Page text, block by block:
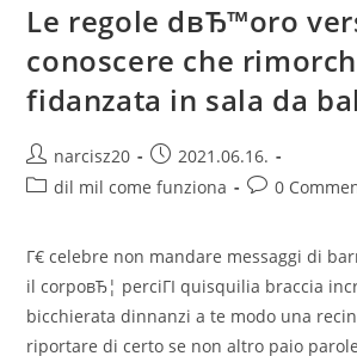
Le regole dвЂ™oro
conoscere che
fidanzata in sala da
Post
author:
narcisz20
Post
published:
2021.06.16.
Postdil mil come funziona
Post0
Г€ celebre non mandare messaggi di
il corpoвЂ¦ perciГІ quisquilia braccia
bicchierata dinnanzi a te modo una
riportare di certo se non altro paio